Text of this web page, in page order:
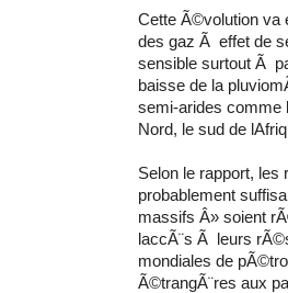
Cette Ã©volution va
des gaz Ã effet de
sensible surtout Ã
baisse de la
semi-arides comme
Nord, le sud de
Selon le rapport,
probablement
massifs Â» soient
laccÃ¨s Ã leurs
mondiales de
Ã©trangÃ¨res aux